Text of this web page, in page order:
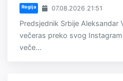
Regija 07.08.2026 21:51
Predsjednik Srbije Aleksandar
večeras preko svog
veče...